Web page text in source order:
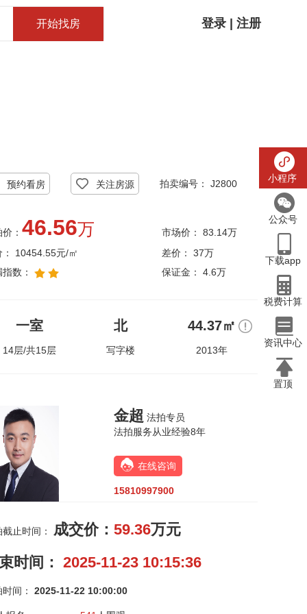
开始找房 登录 注册
预约看房 关注房源 拍卖编号： J2800
： 46.56万 市场价：
83.14万
10454.55元/㎡ 差价：
37万
数：
保证金： 4.6万
一室
14层/共15层
北
写字楼
44.37㎡
2013年
金超 法拍专员
法拍服务从业经验8年
在线咨询
15810997900
止时间： 成交价： 59.36万元
时间： 2025-11-23 10:15:36
间： 2025-11-22 10:00:00
小程序
公众号
下载app
税费计算
资讯中心
置顶